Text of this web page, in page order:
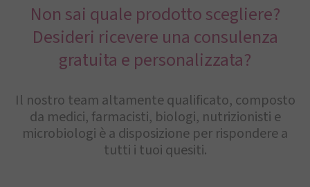
Non sai quale prodotto scegliere?
Desideri ricevere una consulenza
gratuita e personalizzata?
Il nostro team altamente qualificato, composto
da medici, farmacisti, biologi, nutrizionisti e
microbiologi è a disposizione per rispondere a
tutti i tuoi quesiti.